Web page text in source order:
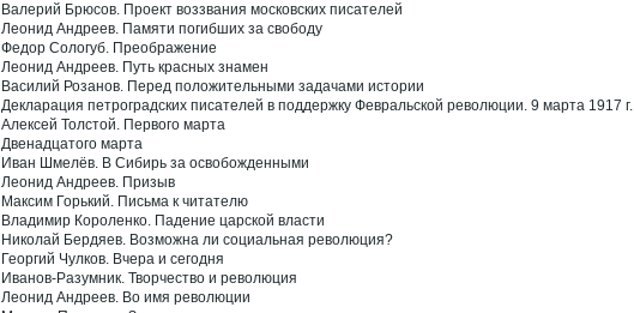
Валерий Брюсов. Проект воззвания московских писателей
Леонид Андреев. Памяти погибших за свободу
Федор Сологуб. Преображение
Леонид Андреев. Путь красных знамен
Василий Розанов. Перед положительными задачами истории
Декларация петроградских писателей в поддержку Февральской революции. 9 марта 1917 г.
Алексей Толстой. Первого марта
Двенадцатого марта
Иван Шмелёв. В Сибирь за освобожденными
Леонид Андреев. Призыв
Максим Горький. Письма к читателю
Владимир Короленко. Падение царской власти
Николай Бердяев. Возможна ли социальная революция?
Георгий Чулков. Вчера и сегодня
Иванов-Разумник. Творчество и революция
Леонид Андреев. Во имя революции